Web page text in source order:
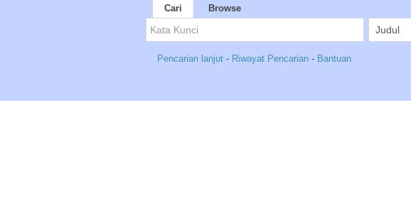
Cari Browse
Pencarian lanjut - Riwayat Pencarian - Bantuan